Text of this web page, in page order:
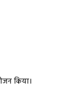
किया।